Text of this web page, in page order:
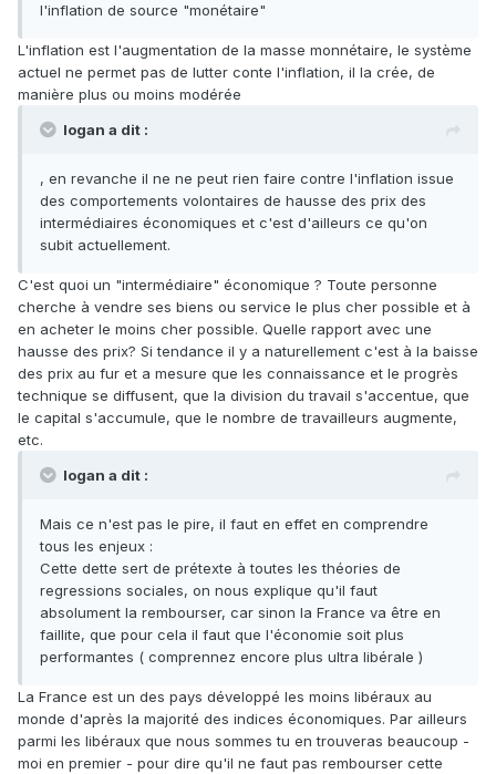
l'inflation de source "monétaire"
L'inflation est l'augmentation de la masse monnétaire, le système
actuel ne permet pas de lutter conte l'inflation, il la crée, de
manière plus ou moins modérée
logan a dit :
, en revanche il ne ne peut rien faire contre l'inflation issue
des comportements volontaires de hausse des prix des
intermédiaires économiques et c'est d'ailleurs ce qu'on
subit actuellement.
C'est quoi un "intermédiaire" économique ? Toute personne
cherche à vendre ses biens ou service le plus cher possible et à
en acheter le moins cher possible. Quelle rapport avec une
hausse des prix? Si tendance il y a naturellement c'est à la baisse
des prix au fur et a mesure que les connaissance et le progrès
technique se diffusent, que la division du travail s'accentue, que
le capital s'accumule, que le nombre de travailleurs augmente,
etc.
logan a dit :
Mais ce n'est pas le pire, il faut en effet en comprendre
tous les enjeux :
Cette dette sert de prétexte à toutes les théories de
regressions sociales, on nous explique qu'il faut
absolument la rembourser, car sinon la France va être en
faillite, que pour cela il faut que l'économie soit plus
performantes ( comprennez encore plus ultra libérale )
La France est un des pays développé les moins libéraux au
monde d'après la majorité des indices économiques. Par ailleurs
parmi les libéraux que nous sommes tu en trouveras beaucoup -
moi en premier - pour dire qu'il ne faut pas rembourser cette